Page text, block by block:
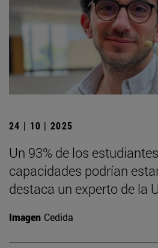
24 | 10 | 2025
Un 93% de los
capacidades podrían
destaca un experto de la
Imagen Cedida